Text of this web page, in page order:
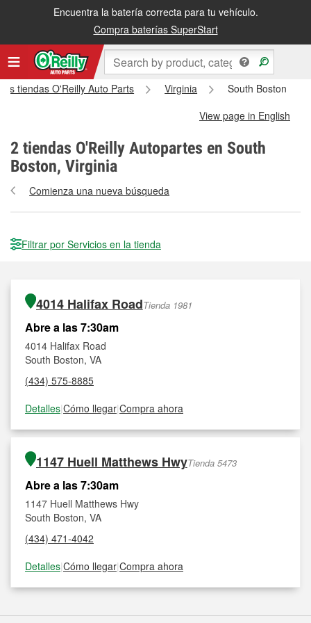
Encuentra la batería correcta para tu vehículo.
Compra baterías SuperStart
tiendas O'Reilly Auto Parts Virginia
South Boston
View page in English
2 tiendas O'Reilly Autopartes en South
Boston, Virginia
Comienza una nueva búsqueda
Filtrar por Servicios en la tienda
4014 Halifax RoadTienda 1981
Abre a las 7:30am
4014 Halifax Road
South Boston, VA
(434) 575-8885
Detalles|Cómo llegar|Compra ahora
1147 Huell Matthews HwyTienda 5473
Abre a las 7:30am
1147 Huell Matthews Hwy
South Boston, VA
(434) 471-4042
Detalles|Cómo llegar|Compra ahora